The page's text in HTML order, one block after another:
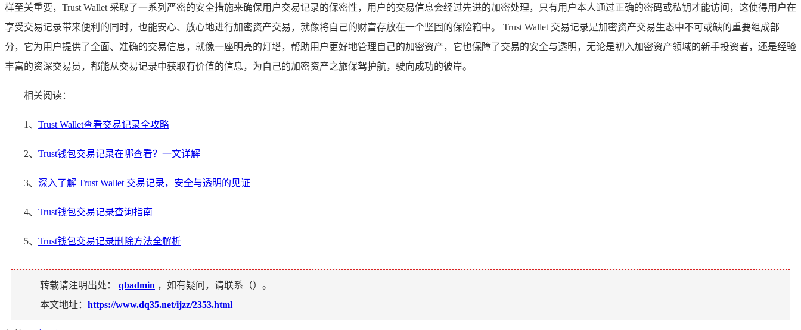
样至关重要，Trust Wallet 采取了一系列严密的安全措施来确保用户交易记录的保密性，用户的交易信息会经过先进的加密处理，只有用户本人通过正确的密码或私钥才能访问，这使得用户在
享受交易记录带来便利的同时，也能安心、放心地进行加密资产交易，就像将自己的财富存放在一个坚固的保险箱中。 Trust Wallet 交易记录是加密资产交易生态中不可或缺的重要组成部
分，它为用户提供了全面、准确的交易信息，就像一座明亮的灯塔，帮助用户更好地管理自己的加密资产，它也保障了交易的安全与透明，无论是初入加密资产领域的新手投资者，还是经验
丰富的资深交易员，都能从交易记录中获取有价值的信息，为自己的加密资产之旅保驾护航，驶向成功的彼岸。
相关阅读：
1、 Trust Wallet查看交易记录全攻略
2、 Trust钱包交易记录在哪查看？一文详解
3、 深入了解 Trust Wallet 交易记录，安全与透明的见证
4、 Trust钱包交易记录查询指南
5、 Trust钱包交易记录删除方法全解析
转载请注明出处： qbadmin ，如有疑问，请联系（）。
本文地址： https://www.dq35.net/ijzz/2353.html